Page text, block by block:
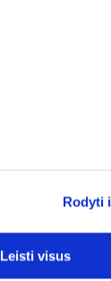
Rodyti
Leisti visus